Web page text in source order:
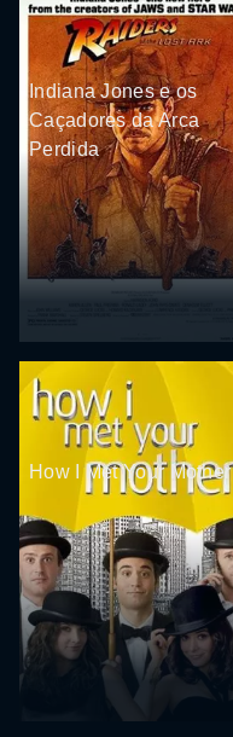
Indiana Jones e os
Caçadores da Arca
Perdida
How I Met Your Mother